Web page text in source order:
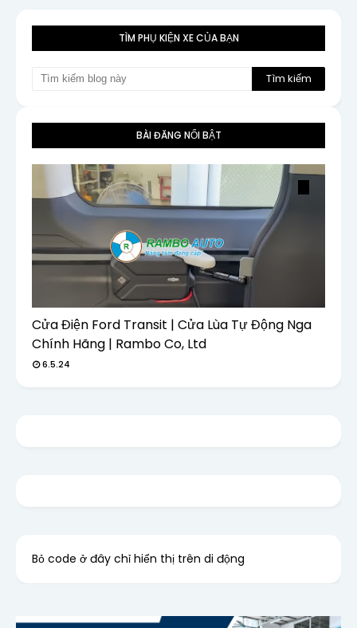
TÌM PHỤ KIỆN XE CỦA BẠN
BÀI ĐĂNG NỔI BẬT
Cửa Điện Ford Transit | Cửa Lùa Tự Động Nga
Chính Hãng | Rambo Co, Ltd
6.5.24
Bỏ code ở đây chỉ hiển thị trên di động